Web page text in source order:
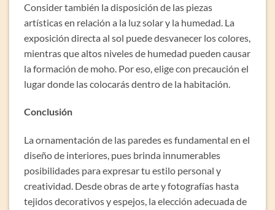
Consider también la disposición de las piezas
artísticas en relación a la luz solar y la humedad. La
exposición directa al sol puede desvanecer los colores,
mientras que altos niveles de humedad pueden causar
la formación de moho. Por eso, elige con precaución el
lugar donde las colocarás dentro de la habitación.
Conclusión
La ornamentación de las paredes es fundamental en el
diseño de interiores, pues brinda innumerables
posibilidades para expresar tu estilo personal y
creatividad. Desde obras de arte y fotografías hasta
tejidos decorativos y espejos, la elección adecuada de